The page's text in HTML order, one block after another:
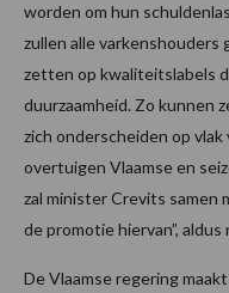
worden om hun
zullen alle
zetten op kwaliteitslabels
duurzaamheid. Zo kunnen
zich onderscheiden op
overtuigen Vlaamse en
zal minister Crevits samen
de promotie hiervan”,
De Vlaamse regering